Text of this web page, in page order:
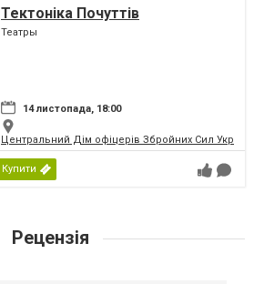
Тектоніка Почуттів
Театры
14 листопада, 18:00
Центральний Дім офіцерів Збройних Сил
Купити
Рецензія